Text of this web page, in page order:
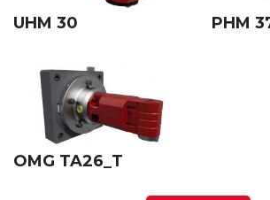
UHM 30 PHM
OMG TA26_T